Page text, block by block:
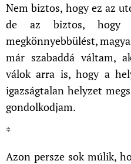
Nem biztos, hogy ez az
de az biztos, hogy
megkönnyebbülést,
már szabaddá váltam,
válok arra is, hogy a
igazságtalan helyzet
gondolkodjam.
*
Azon persze sok múlik,